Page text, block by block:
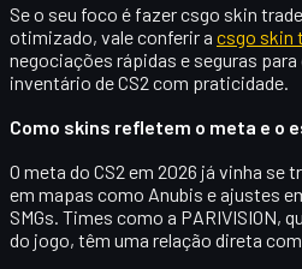
Se o seu foco é fazercsgo skin trade
otimizado, vale conferir a csgo skin
negociações rápidas e seguras para
inventário de CS2 com praticidade.
Como skins refletem o meta e o
O meta do CS2 em 2026 já vinha se
em mapas como Anubis e ajustes
SMGs. Times como a PARIVISION,
do jogo, têm uma relação direta